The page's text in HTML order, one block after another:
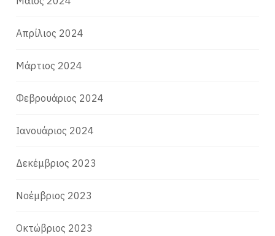
Απρίλιος 2024
Μάρτιος 2024
Φεβρουάριος 2024
Ιανουάριος 2024
Δεκέμβριος 2023
Νοέμβριος 2023
Οκτώβριος 2023